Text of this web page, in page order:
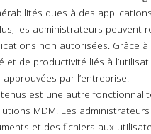
dues à des
les administrateurs peuvent
non autorisées. Grâce à
et de productivité liés à
par l’entreprise.
est une autre
MDM. Les
et des fichiers aux